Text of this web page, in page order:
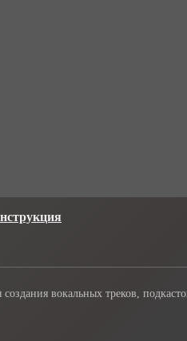
вокальных треков,